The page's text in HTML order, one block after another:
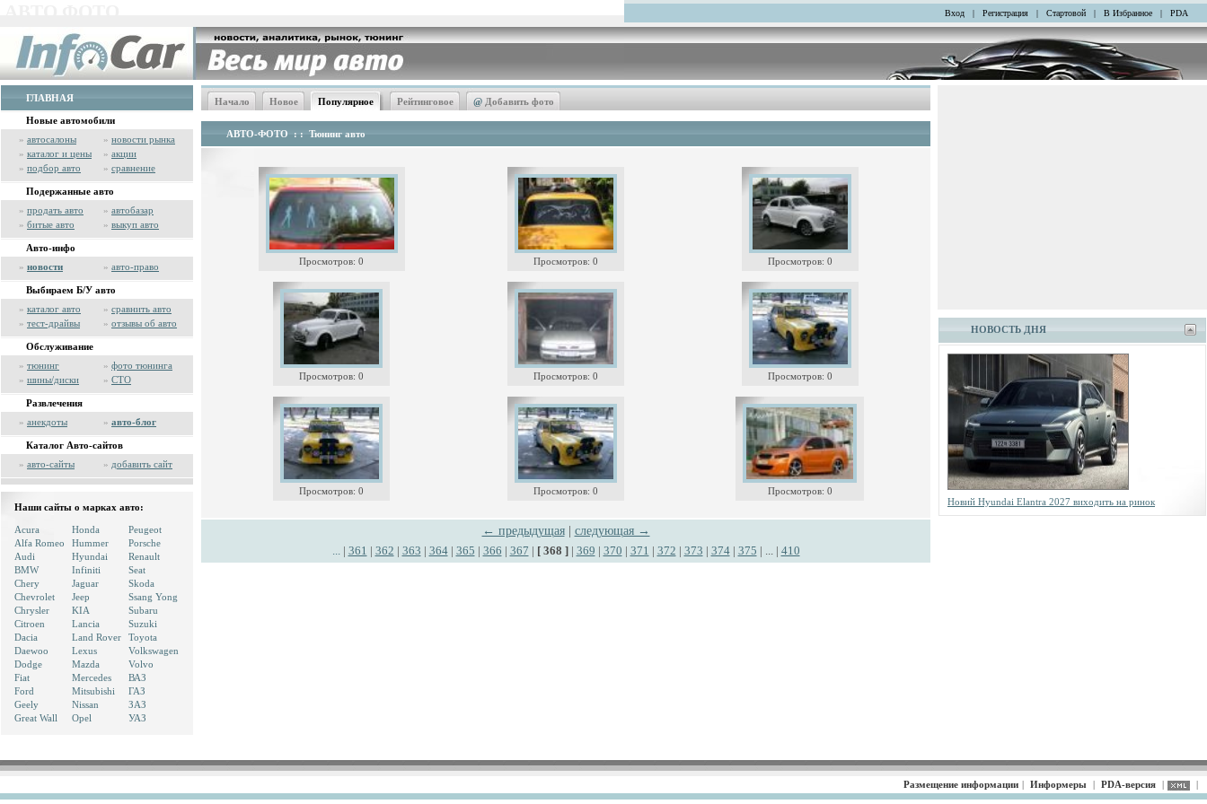
Вход | Регистрация | Стартовой | В Избранное | PDA
ГЛАВНАЯ
Новые автомобили
» автосалоны » новости рынка
» каталог и цены » акции
» подбор авто » сравнение
Подержанные авто
» продать авто » автобазар
» битые авто » выкуп авто
Авто-инфо
» новости » авто-право
Выбираем Б/У авто
» каталог авто » сравнить авто
» тест-драйвы » отзывы об авто
Обслуживание
» тюнинг » фото тюнинга
» шины/диски » СТО
Развлечения
» анекдоты » авто-блог
Каталог Авто-сайтов
» авто-сайты » добавить сайт
Наши сайты о марках авто:
Acura
Alfa Romeo
Audi
BMW
Chery
Chevrolet
Chrysler
Citroen
Dacia
Daewoo
Dodge
Fiat
Ford
Geely
Great Wall
Honda
Hummer
Hyundai
Infiniti
Jaguar
Jeep
KIA
Lancia
Land Rover
Lexus
Mazda
Mercedes
Mitsubishi
Nissan
Opel
Peugeot
Porsche
Renault
Seat
Skoda
Ssang Yong
Subaru
Suzuki
Toyota
Volkswagen
Volvo
ВАЗ
ГАЗ
ЗАЗ
УАЗ
Начало Новое Популярное Рейтинговое @ Добавить фото
АВТО-ФОТО : : Тюнинг авто
Просмотров: 0 Просмотров: 0 Просмотров: 0
Просмотров: 0 Просмотров: 0 Просмотров: 0
Просмотров: 0 Просмотров: 0 Просмотров: 0
← предыдущая| следующая →
... | 361 | 362 | 363 | 364| 365 | 366 | 367 | [ 368 ]| 369 | 370 | 371 | 372 | 373 | 374| 375 | ... | 410
НОВОСТЬ ДНЯ
Новий Hyundai Elantra 2027 виходить на ринок
Размещение информации | Информеры | PDA-версия | |